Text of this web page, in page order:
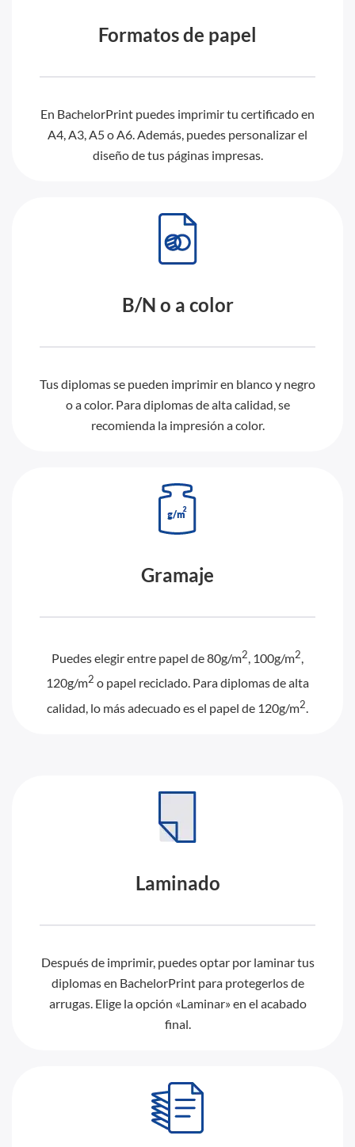
Formatos de papel
En BachelorPrint puedes imprimir tu certificado en
A4, A3, A5 o A6. Además, puedes personalizar el
diseño de tus páginas impresas.
B/N o a color
Tus diplomas se pueden imprimir en blanco y negro
o a color. Para diplomas de alta calidad, se
recomienda la impresión a color.
Gramaje
Puedes elegir entre papel de 80g/m2, 100g/m2,
120g/m2 o papel reciclado. Para diplomas de alta
calidad, lo más adecuado es el papel de 120g/m2.
Laminado
Después de imprimir, puedes optar por laminar tus
diplomas en BachelorPrint para protegerlos de
arrugas. Elige la opción «Laminar» en el acabado
final.